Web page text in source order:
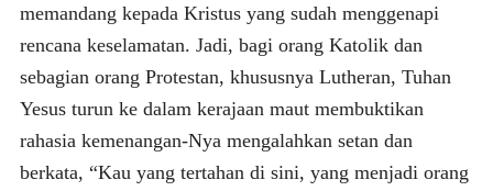
memandang kepada Kristus yang sudah menggenapi
rencana keselamatan. Jadi, bagi orang Katolik dan
sebagian orang Protestan, khususnya Lutheran, Tuhan
Yesus turun ke dalam kerajaan maut membuktikan
rahasia kemenangan-Nya mengalahkan setan dan
berkata, “Kau yang tertahan di sini, yang menjadi orang